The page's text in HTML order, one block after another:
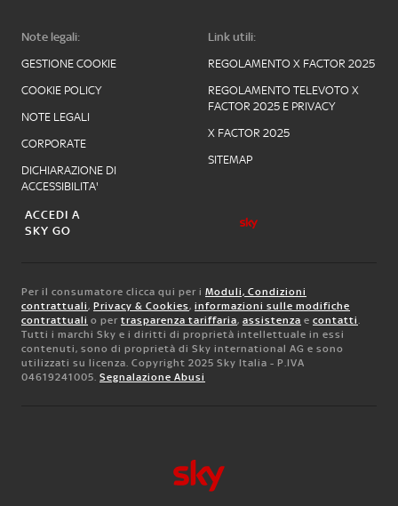
Note legali:
GESTIONE COOKIE
COOKIE POLICY
NOTE LEGALI
CORPORATE
DICHIARAZIONE DI
ACCESSIBILITA'
Link utili:
REGOLAMENTO X FACTOR 2025
REGOLAMENTO TELEVOTO X
FACTOR 2025 E PRIVACY
X FACTOR 2025
SITEMAP
ACCEDI A
SKY GO
Per il consumatore clicca qui per i Moduli, Condizioni
contrattuali, Privacy & Cookies, informazioni sulle modifiche
contrattuali o per trasparenza tariffaria, assistenza e contatti.
Tutti i marchi Sky e i diritti di proprietà intellettuale in essi
contenuti, sono di proprietà di Sky international AG e sono
utilizzati su licenza. Copyright 2025 Sky Italia - P.IVA
04619241005. Segnalazione Abusi